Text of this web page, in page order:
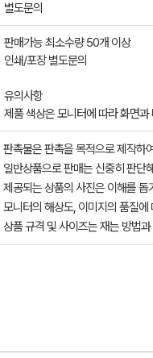
별도문의
판매가능 최소수량 50개 이상
인쇄/포장 별도문의
유의사항
제품 색상은 모니터에 따라 화면
판촉물은 판촉을 목적으로 제작하
일반상품으로 판매는 신중히 판단
제공되는 상품의 사진은 이해를
모니터의 해상도, 이미지의 품질
상품 규격 및 사이즈는 재는 방법